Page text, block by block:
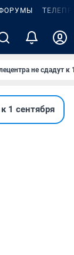
не сдадут к
1 сентября